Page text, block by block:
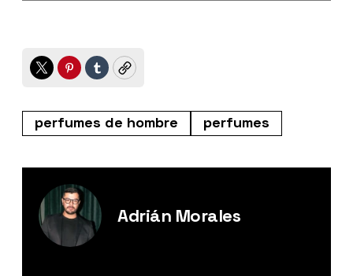
TwitterPinterest
TumblrCopy
perfumes de hombre perfumes
Adrián Morales